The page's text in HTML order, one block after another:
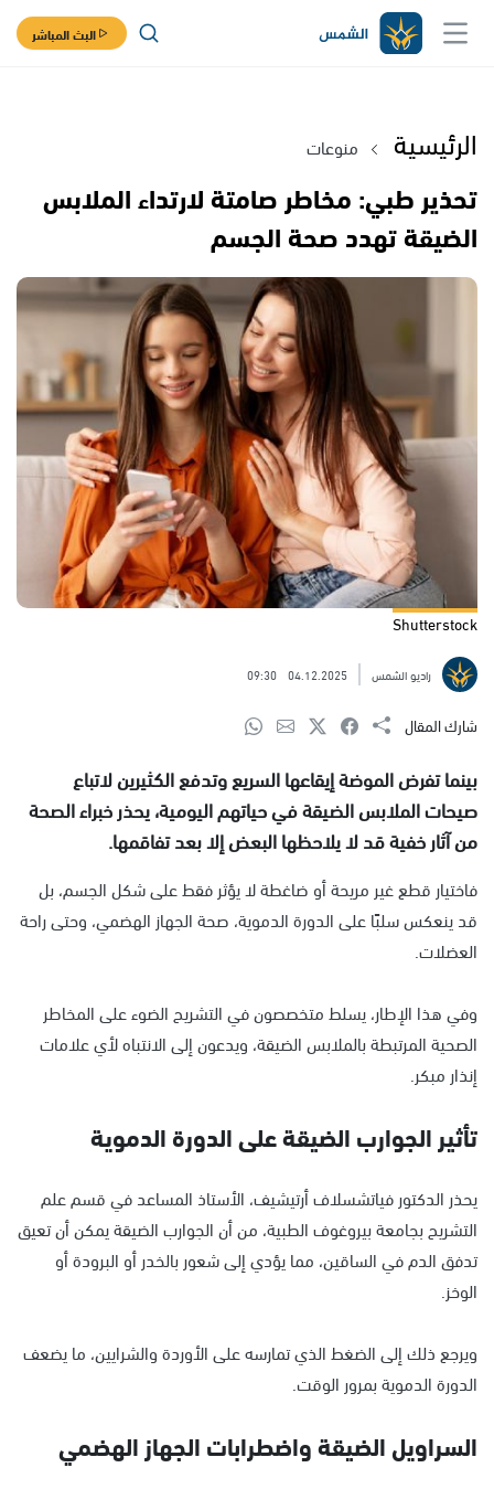
البث المباشر
الرئيسية منوعات
تحذير طبي: مخاطر صامتة لارتداء الملابس
الضيقة تهدد صحة الجسم
Shutterstock
راديو الشمس 04.12.2025
09:30
شارك المقال
بينما تفرض الموضة إيقاعها السريع وتدفع الكثيرين لاتباع
صيحات الملابس الضيقة في حياتهم اليومية، يحذر خبراء الصحة
من آثار خفية قد لا يلاحظها البعض إلا بعد تفاقمها.
فاختيار قطع غير مريحة أو ضاغطة لا يؤثر فقط على شكل الجسم، بل
قد ينعكس سلبًا على الدورة الدموية، صحة الجهاز الهضمي، وحتى راحة
العضلات.
وفي هذا الإطار، يسلط متخصصون في التشريح الضوء على المخاطر
الصحية المرتبطة بالملابس الضيقة، ويدعون إلى الانتباه لأي علامات
إنذار مبكر.
تأثير الجوارب الضيقة على الدورة الدموية
يحذر الدكتور فياتشسلاف أرتيشيف، الأستاذ المساعد في قسم علم
التشريح بجامعة بيروغوف الطبية، من أن الجوارب الضيقة يمكن أن تعيق
تدفق الدم في الساقين، مما يؤدي إلى شعور بالخدر أو البرودة أو
الوخز.
ويرجع ذلك إلى الضغط الذي تمارسه على الأوردة والشرايين، ما يضعف
الدورة الدموية بمرور الوقت.
السراويل الضيقة واضطرابات الجهاز الهضمي